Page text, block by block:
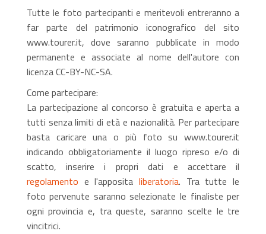
Tutte le foto partecipanti e meritevoli entreranno a
far parte del patrimonio iconografico del sito
www.tourer.it, dove saranno pubblicate in modo
permanente e associate al nome dell'autore con
licenza CC-BY-NC-SA.
Come partecipare:
La partecipazione al concorso è gratuita e aperta a
tutti senza limiti di età e nazionalità. Per partecipare
basta caricare una o più foto su www.tourer.it
indicando obbligatoriamente il luogo ripreso e/o di
scatto, inserire i propri dati e accettare il
regolamento e l'apposita liberatoria. Tra tutte le
foto pervenute saranno selezionate le finaliste per
ogni provincia e, tra queste, saranno scelte le tre
vincitrici.